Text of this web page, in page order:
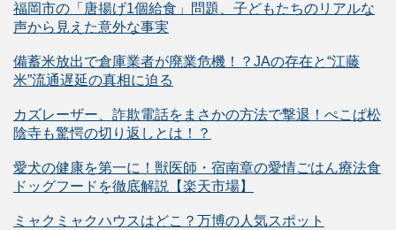
福岡市の「唐揚げ1個給食」問題、子どもたちのリアルな
声から見えた意外な事実
備蓄米放出で倉庫業者が廃業危機！？JAの存在と“江藤
米”流通遅延の真相に迫る
カズレーザー、詐欺電話をまさかの方法で撃退！ぺこぱ松
陰寺も驚愕の切り返しとは！？
愛犬の健康を第一に！獣医師・宿南章の愛情ごはん療法食
ドッグフードを徹底解説【楽天市場】
ミャクミャクハウスはどこ？万博の人気スポット